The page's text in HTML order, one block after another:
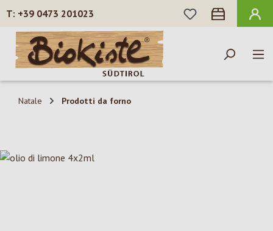
Passa al contenuto principale
+39 0473 201023
HAI 0 ARTICOLI
Natale Prodotti da forno
Salta la galleria di immagini